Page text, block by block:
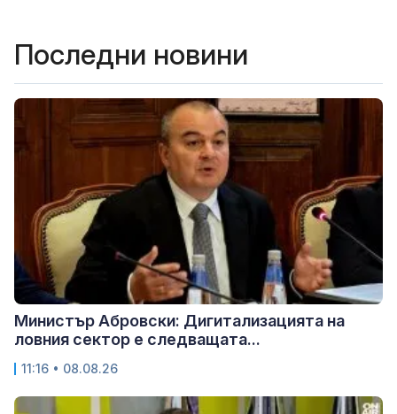
Последни новини
Министър Абровски: Дигитализацията на
ловния сектор е следващата...
11:16 • 08.08.26